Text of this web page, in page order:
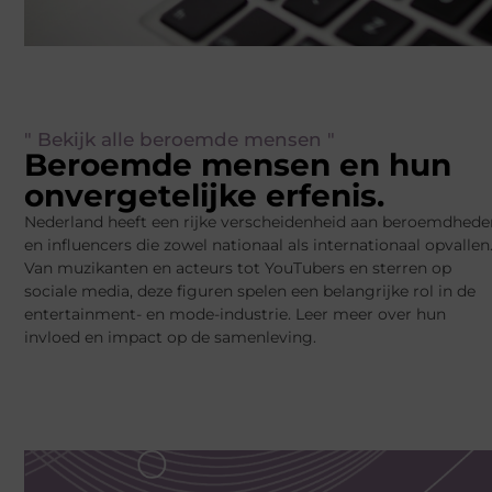
" Bekijk alle beroemde mensen "
Beroemde mensen en hun
onvergetelijke erfenis.
Nederland heeft een rijke verscheidenheid aan
en influencers die zowel nationaal als internationaal opvallen.
Van muzikanten en acteurs tot YouTubers en sterren op
sociale media, deze figuren spelen een belangrijke rol in de
entertainment- en mode-industrie. Leer meer over hun
invloed en impact op de samenleving.